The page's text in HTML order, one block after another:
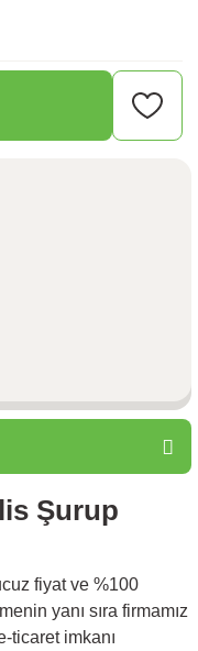
Şurup
fiyat ve %100
yanı sıra firmamız
ticaret imkanı